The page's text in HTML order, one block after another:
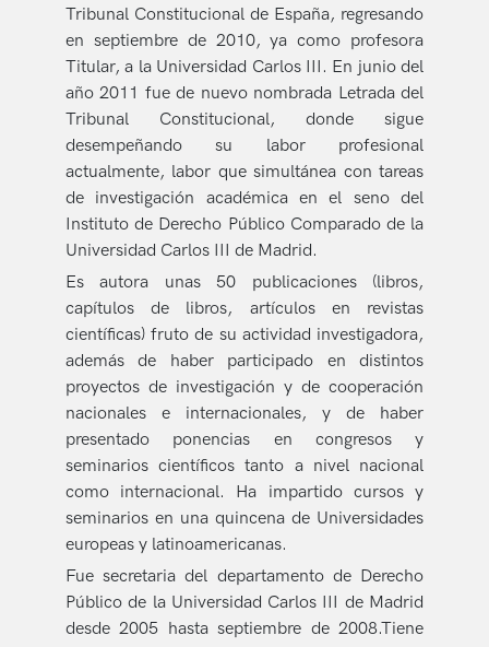
Tribunal Constitucional de España, regresando
en septiembre de 2010, ya como profesora
Titular, a la Universidad Carlos III. En junio del
año 2011 fue de nuevo nombrada Letrada del
Tribunal Constitucional, donde sigue
desempeñando su labor profesional
actualmente, labor que simultánea con tareas
de investigación académica en el seno del
Instituto de Derecho Público Comparado de la
Universidad Carlos III de Madrid.
Es autora unas 50 publicaciones (libros,
capítulos de libros, artículos en revistas
científicas) fruto de su actividad investigadora,
además de haber participado en distintos
proyectos de investigación y de cooperación
nacionales e internacionales, y de haber
presentado ponencias en congresos y
seminarios científicos tanto a nivel nacional
como internacional. Ha impartido cursos y
seminarios en una quincena de Universidades
europeas y latinoamericanas.
Fue secretaria del departamento de Derecho
Público de la Universidad Carlos III de Madrid
desde 2005 hasta septiembre de 2008.Tiene